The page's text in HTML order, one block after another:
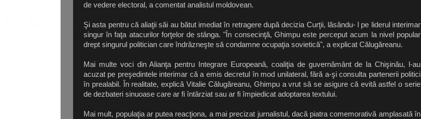
de vedere electoral, a comentat analistul moldovean.
Şi asta pentru că aliaţii săi au bătut imediat în retragere după decizia Curţii, lăsându- l pe liderul interimar
singur în faţa atacurilor forţelor de stânga. "În consecinţă, Ghimpu este perceput acum la nivel popular
drept singurul politician care îndrăzneşte să condamne ocupaţia sovietică", a explicat Călugăreanu.
Mai multe voci din Alianţa pentru Integrare Europeană, coaliţia de guvernământ de la Chişinău, l-au
acuzat pe preşedintele interimar că a emis decretul în mod unilateral, fără a-şi consulta partenerii politici
în prealabil. În realitate, explică Vitalie Călugăreanu, Ghimpu a vrut să se asigure că evită astfel o serie
de dezbateri sinuoase care ar fi întârziat sau ar fi împiedicat adoptarea textului.
Mai mult, populaţia ar putea reacţiona, a mai precizat jurnalistul, dacă piatra comemorativă amplasată în